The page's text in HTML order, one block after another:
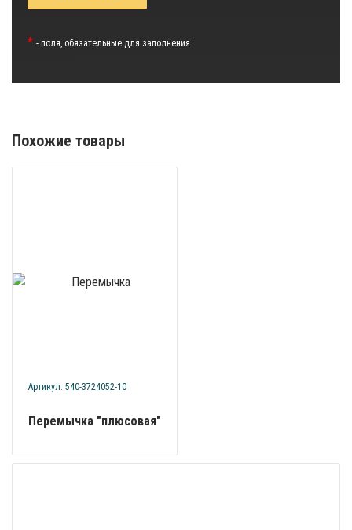
* - поля, обязательные для заполнения
Похожие товары
Артикул: 540-3724052-10
Перемычка "плюсовая"